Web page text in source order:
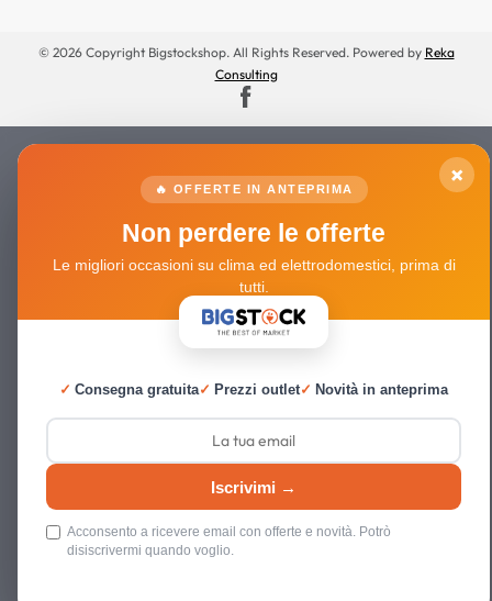
© 2026 Copyright Bigstockshop. All Rights Reserved. Powered by Reka
Consulting
×
🔥 OFFERTE IN ANTEPRIMA
Non perdere le offerte
Le migliori occasioni su clima ed elettrodomestici, prima di
tutti.
✓ Consegna gratuita✓ Prezzi outlet✓ Novità in anteprima
Iscrivimi →
Acconsento a ricevere email con offerte e novità. Potrò
disiscrivermi quando voglio.